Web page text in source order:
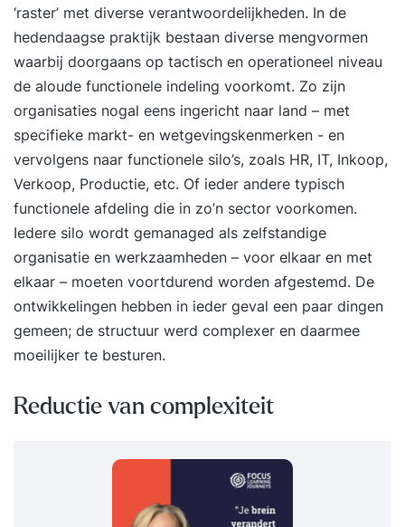
‘raster’ met diverse verantwoordelijkheden. In de
hedendaagse praktijk bestaan diverse mengvormen
waarbij doorgaans op tactisch en operationeel niveau
de aloude functionele indeling voorkomt. Zo zijn
organisaties nogal eens ingericht naar land – met
specifieke markt- en wetgevingskenmerken - en
vervolgens naar functionele silo’s, zoals HR, IT, Inkoop,
Verkoop, Productie, etc. Of ieder andere typisch
functionele afdeling die in zo’n sector voorkomen.
Iedere silo wordt gemanaged als zelfstandige
organisatie en werkzaamheden – voor elkaar en met
elkaar – moeten voortdurend worden afgestemd. De
ontwikkelingen hebben in ieder geval een paar dingen
gemeen; de structuur werd complexer en daarmee
moeilijker te besturen.
Reductie van complexiteit